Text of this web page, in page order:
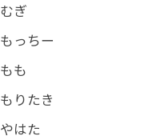
むぎ
もっちー
もも
もりたき
やはた